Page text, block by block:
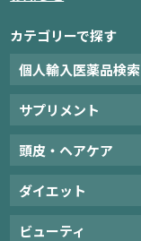
カテゴリーで探す
個人輸入医薬品検索
サプリメント
頭皮・ヘアケア
ダイエット
ビューティ